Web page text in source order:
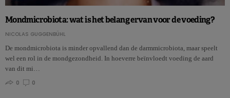
Mondmicrobiota: wat is het belang ervan voor de voeding?
NICOLAS GUGGENBÜHL
De mondmicrobiota is minder opvallend dan de darmmicrobiota, maar speelt
wel een rol in de mondgezondheid. In hoeverre beïnvloedt voeding de aard
van dit mi…
0
0